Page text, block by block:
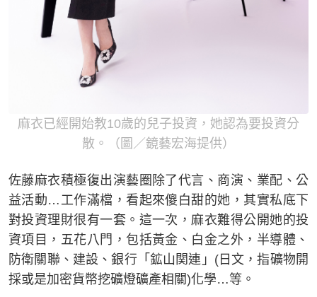
麻衣已經開始教10歲的兒子投資，她認為要投資分
散。（圖／鏡藝宏海提供）
佐藤麻衣積極復出演藝圈除了代言、商演、業配、公
益活動…工作滿檔，看起來傻白甜的她，其實私底下
對投資理財很有一套。這一次，麻衣難得公開她的投
資項目，五花八門，包括黃金、白金之外，半導體、
防衛關聯、建設、銀行「鉱山関連」(日文，指礦物開
採或是加密貨幣挖礦燈礦產相關)化學…等。